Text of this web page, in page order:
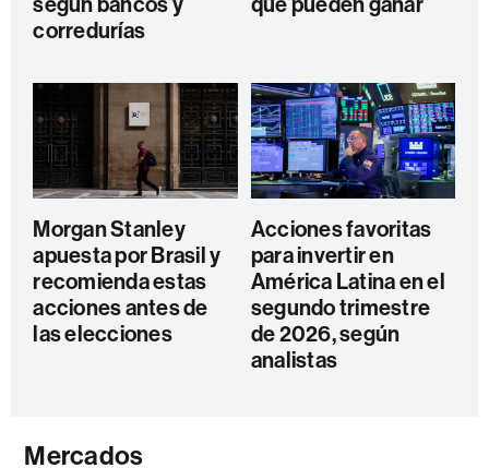
corredurías
Morgan Stanley
apuesta por Brasil y
recomienda estas
acciones antes de
las elecciones
Acciones favoritas
para invertir en
América Latina en el
segundo trimestre
de 2026, según
analistas
Mercados